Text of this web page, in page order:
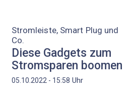
Stromleiste, Smart Plug und
Co.
Diese Gadgets zum
Stromsparen boomen
05.10.2022 - 15:58 Uhr